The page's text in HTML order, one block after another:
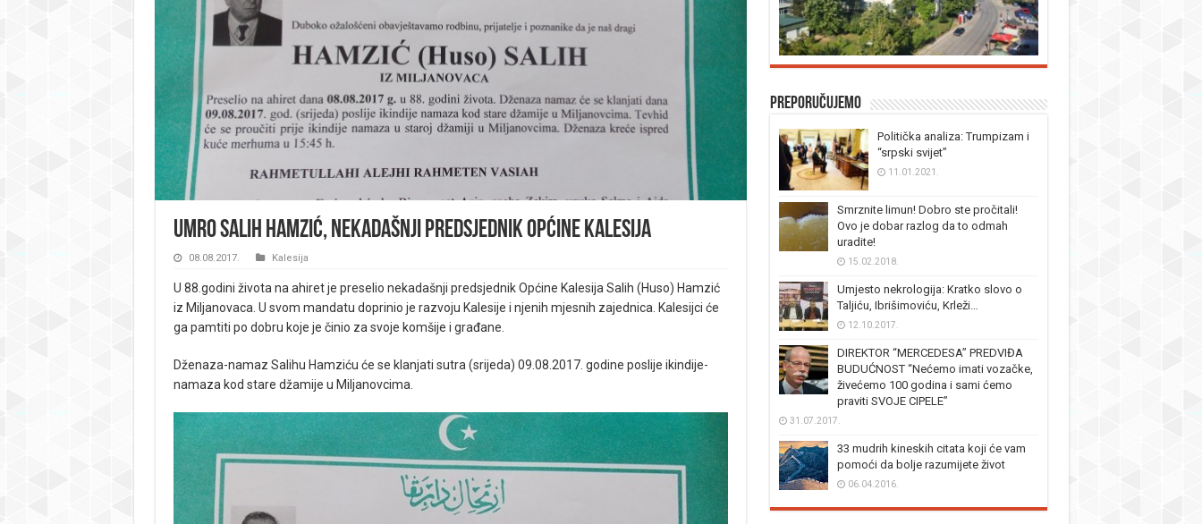
Umro Salih Hamzić, nekadašnji predsjednik Općine Kalesija
08.08.2017. Kalesija
U 88.godini života na ahiret je preselio nekadašnji predsjednik Općine Kalesija Salih (Huso) Hamzić
iz Miljanovaca. U svom mandatu doprinio je razvoju Kalesije i njenih mjesnih zajednica. Kalesijci će
ga pamtiti po dobru koje je činio za svoje komšije i građane.
Dženaza-namaz Salihu Hamziću će se klanjati sutra (srijeda) 09.08.2017. godine poslije ikindije-
namaza kod stare džamije u Miljanovcima.
Preporučujemo
Politička analiza: Trumpizam i
“srpski svijet”
11.01.2021.
Smrznite limun! Dobro ste pročitali!
Ovo je dobar razlog da to odmah
uradite!
15.02.2018.
Umjesto nekrologija: Kratko slovo o
Taljiću, Ibrišimoviću, Krleži…
12.10.2017.
DIREKTOR “MERCEDESA” PREDVIĐA
BUDUĆNOST “Nećemo imati vozačke,
živećemo 100 godina i sami ćemo
praviti SVOJE CIPELE”
31.07.2017.
33 mudrih kineskih citata koji će vam
pomoći da bolje razumijete život
06.04.2016.